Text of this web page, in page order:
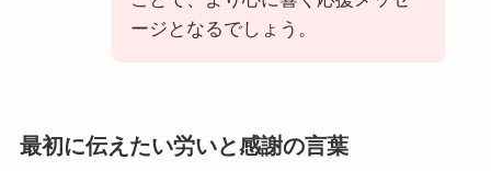
ージとなるでしょう。
最初に伝えたい労いと感謝の言葉